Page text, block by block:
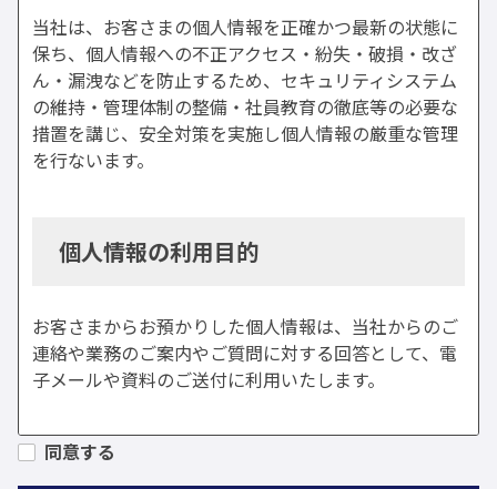
当社は、お客さまの個人情報を正確かつ最新の状態に
保ち、個人情報への不正アクセス・紛失・破損・改ざ
ん・漏洩などを防止するため、セキュリティシステム
の維持・管理体制の整備・社員教育の徹底等の必要な
措置を講じ、安全対策を実施し個人情報の厳重な管理
を行ないます。
個人情報の利用目的
お客さまからお預かりした個人情報は、当社からのご
連絡や業務のご案内やご質問に対する回答として、電
子メールや資料のご送付に利用いたします。
個人情報の第三者への開示・提供の禁
同意する